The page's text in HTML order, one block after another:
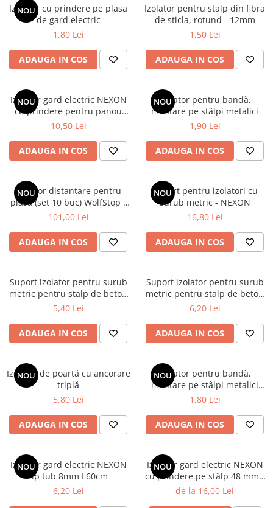
Testere pentru Gard Electric
Împământare Gard Electric
Întinzător Gard Electric
NOU
Izolator cu prindere pe plasa
de gard electric
1,80 Lei
ADAUGA IN COS
Izolator pentru stalp din fibra
de sticla, rotund - 12mm
1,50 Lei
ADAUGA IN COS
NOU
Izolator gard electric NEXON
cu prindere pentru panou
gard
10,50 Lei
ADAUGA IN COS
NOU
Izolator pentru bandă,
montare pe stâlpi metalici
1,90 Lei
ADAUGA IN COS
NOU
Izolator distanțare pentru
plasă (set 10 buc) WolfStop -
NEXON
101,00 Lei
ADAUGA IN COS
NOU
Suport pentru izolatori cu
surub metric - NEXON
16,80 Lei
ADAUGA IN COS
Suport izolator pentru surub
metric pentru stalp de beton
pt stâlp de 80x80 mm
5,40 Lei
ADAUGA IN COS
Suport izolator pentru surub
metric pentru stalp de beton
pt stâlp de 100x100 mm
6,20 Lei
ADAUGA IN COS
NOU
Izolator de poartă cu ancorare
triplă
5,80 Lei
ADAUGA IN COS
NOU
Izolator pentru bandă,
montare pe stâlpi metalici
model 2024
1,80 Lei
ADAUGA IN COS
NOU
Izolator gard electric NEXON
tip tub 8mm L60cm
6,20 Lei
NOU
Izolator gard electric NEXON
cu prindere pe stâlp 48 mm /
60 mm, L 25 cm
de la 16,00 Lei